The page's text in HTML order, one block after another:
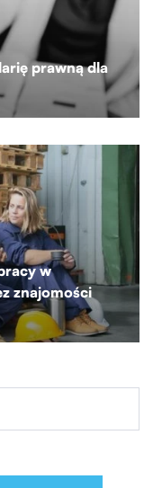
prawną dla
w
znajomości